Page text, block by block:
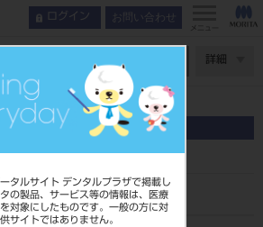
タルサイト デンタルプラザで掲載し
の製品、サービス等の情報は、医療
対象にしたものです。一般の方に対
サイトではありません。
ログイン お問い合わせ
メニュー
詳細
合わせ